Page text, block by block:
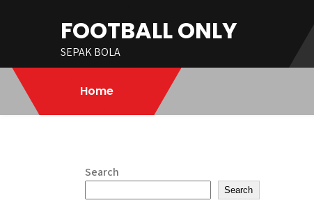
FOOTBALL ONLY
SEPAK BOLA
Home
Search
Search